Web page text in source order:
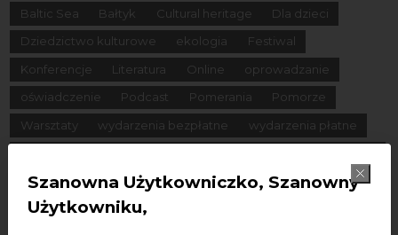
Szanowna Użytkowniczko, Szanowny
Użytkowniku,
Baltic Sea Bałtyk Cultural heritage
Dla dzieci
Dziedzictwo kulturowe
ekologia
Festiwal
Konferencje
Literatura Online
oprowadzanie
oświadczenie
Podcast Pomerania
Pomorze
Warsztaty
wydarzenia bezpłatne
wydarzenia płatne
Spotkania
Koncerty Wystawy Edukacja Badania